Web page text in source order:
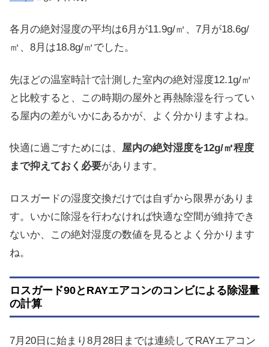
各月の絶対湿度の平均は6月が11.9g/㎥、7月が18.6g/
㎥、8月は18.8g/㎥でした。
先ほどの温室時計で計測した室内の絶対湿度12.1g/㎥
と比較すると、この時期の屋外と再熱除湿を行ってい
る屋内の差がいかにあるかが、よく分かりますよね。
快適に過ごすためには、 屋内の絶対湿度を12g/㎥程度
まで抑えておく必要があります。
ロスガードの湿度交換だけでは自ずから限界がありま
す。いかに除湿を行わなければ快適な空間が維持でき
ないか、この絶対湿度の数値を見るとよく分かります
ね。
ロスガード90とRAYエアコンのコンビによる除湿量
の計算
7月20日に始まり8月28日までは連続してRAYエアコン